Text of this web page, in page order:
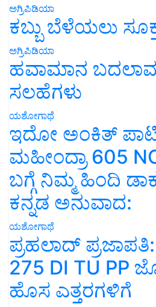
ಅಗ್ರಿಪಿಡಿಯಾ
ಕಬ್ಬು ಬೆಳೆಯಲು
ಅಗ್ರಿಪಿಡಿಯಾ
ಹವಾಮಾನ
ಸಲಹೆಗಳು
ಯಶೋಗಾಥೆ
ಇದೋ ಅಂಕಿತ್
ಮಹೀಂದ್ರಾ 605
ಬಗ್ಗೆ ನಿಮ್ಮ ಹಿಂದಿ
ಕನ್ನಡ ಅನುವಾದ:
ಯಶೋಗಾಥೆ
ಪ್ರಹಲಾದ್
275 DI TU PP
ಹೊಸ ಎತ್ತರಗಳಿಗೆ